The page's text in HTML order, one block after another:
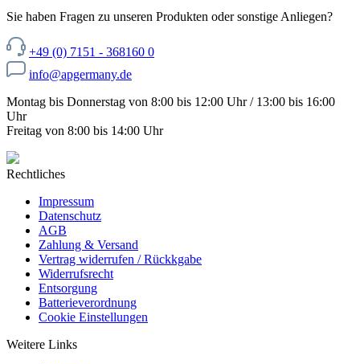
Sie haben Fragen zu unseren Produkten oder sonstige Anliegen?
+49 (0) 7151 - 368160 0
info@apgermany.de
Montag bis Donnerstag von 8:00 bis 12:00 Uhr / 13:00 bis 16:00
Uhr
Freitag von 8:00 bis 14:00 Uhr
Rechtliches
Impressum
Datenschutz
AGB
Zahlung & Versand
Vertrag widerrufen / Rückkgabe
Widerrufsrecht
Entsorgung
Batterieverordnung
Cookie Einstellungen
Weitere Links